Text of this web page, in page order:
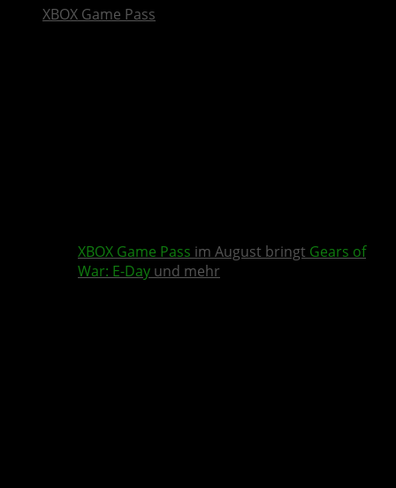
XBOX Game Pass
XBOX Game Pass im August bringt Gears of
War: E-Day und mehr